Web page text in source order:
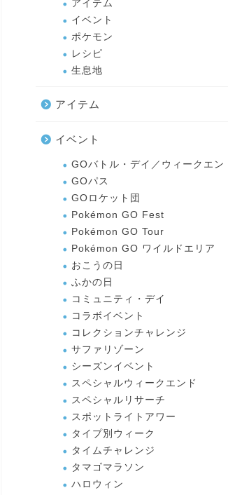
アイテム
イベント
ポケモン
レシピ
生息地
アイテム
イベント
GOバトル・デイ／ウィークエン
GOパス
GOロケット団
Pokémon GO Fest
Pokémon GO Tour
Pokémon GO ワイルドエリア
おこうの日
ふかの日
コミュニティ・デイ
コラボイベント
コレクションチャレンジ
サファリゾーン
シーズンイベント
スペシャルウィークエンド
スペシャルリサーチ
スポットライトアワー
タイプ別ウィーク
タイムチャレンジ
タマゴマラソン
ハロウィン